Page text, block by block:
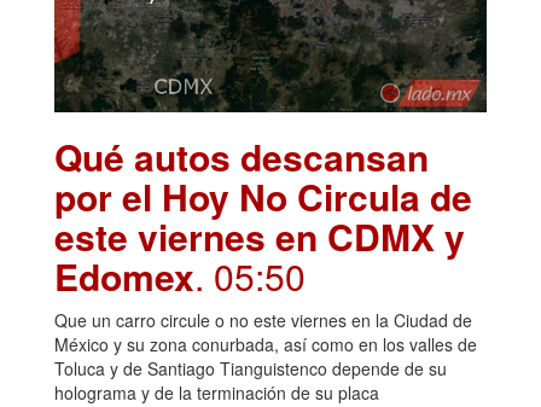
Qué autos descansan
por el Hoy No Circula de
este viernes en CDMX y
Edomex. 05:50
Que un carro circule o no este viernes en la Ciudad de
México y su zona conurbada, así como en los valles de
Toluca y de Santiago Tianguistenco depende de su
holograma y de la terminación de su placa